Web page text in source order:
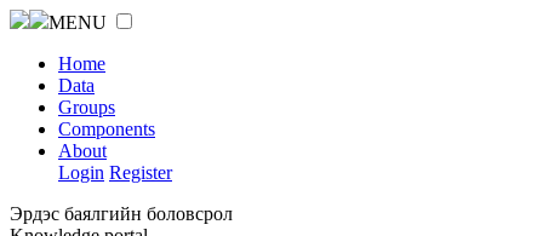
MENU
Home
Data
Groups
Components
About
Login Register
Эрдэс баялгийн боловсрол